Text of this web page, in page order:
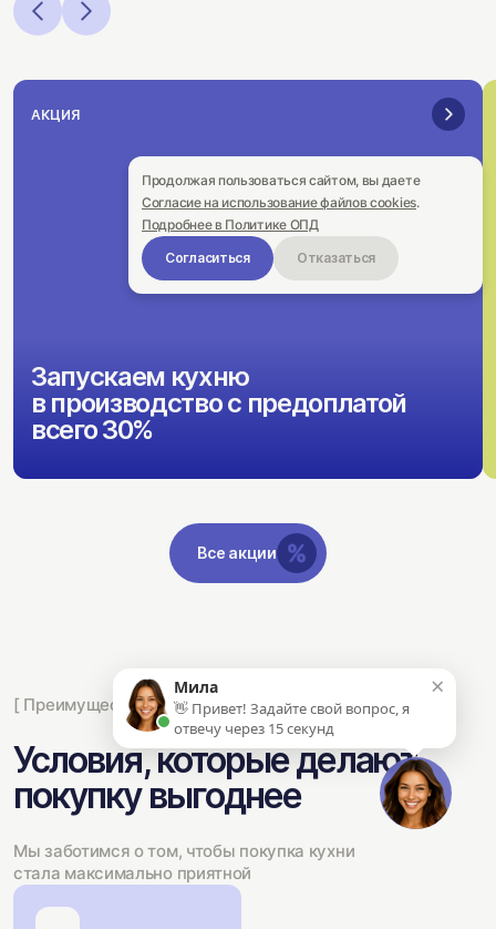
АКЦИЯ
Запускаем кухню
в производство с предоплатой
всего 30%
Все акции
[ Преимущества ]
Условия, которые делают
покупку выгоднее
Мы заботимся о том, чтобы покупка кухни
стала максимально приятной
Продолжая пользоваться сайтом, вы даете
Согласие на использование файлов cookies.
Подробнее в Политике ОПД
Согласиться
Отказаться
×
Мила
👋 Привет! Задайте свой вопрос, я
отвечу через 15 секунд